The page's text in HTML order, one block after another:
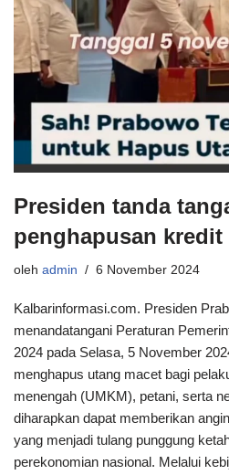
Presiden tanda
penghapusan kredit
oleh admin 6 November 2024
Kalbarinformasi.com. Presiden
menandatangani Peraturan
2024 pada Selasa, 5 November
menghapus utang macet bagi
menengah (UMKM), petani, serta
diharapkan dapat memberikan
yang menjadi tulang punggung
perekonomian nasional. Melalui